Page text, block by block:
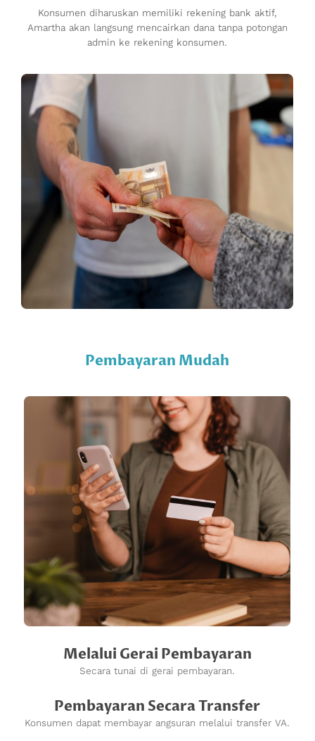
Konsumen diharuskan memiliki rekening bank aktif,
Amartha akan langsung mencairkan dana tanpa potongan
admin ke rekening konsumen.
Pembayaran Mudah
Melalui Gerai Pembayaran
Secara tunai di gerai pembayaran.
Pembayaran Secara Transfer
Konsumen dapat membayar angsuran melalui transfer VA.